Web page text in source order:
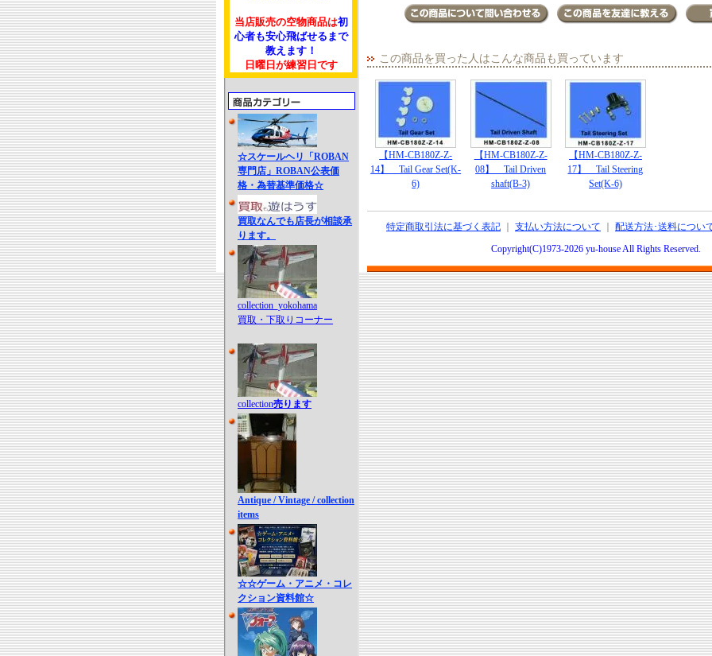
当店販売の空物商品は初
心者も安心飛ばせるまで
教えます！
日曜日が練習日です
☆スケールヘリ「ROBAN
専門店」ROBAN公表価
格・為替基準価格☆
買取なんでも店長が相談承
ります。
collection_yokohama
買取・下取りコーナー
collection売ります
Antique / Vintage / collection
items
☆☆ゲーム・アニメ・コレ
クション資料館☆
この商品を買った人はこんな商品も買っています
【HM-CB180Z-Z-
14】 Tail Gear Set(K-
6)
【HM-CB180Z-Z-
08】 Tail Driven
shaft(B-3)
【HM-CB180Z-Z-
17】 Tail Steering
Set(K-6)
特定商取引法に基づく表記 支払い方法について 配送方法･送料につい
Copyright(C)1973-2026 yu-house All Rights